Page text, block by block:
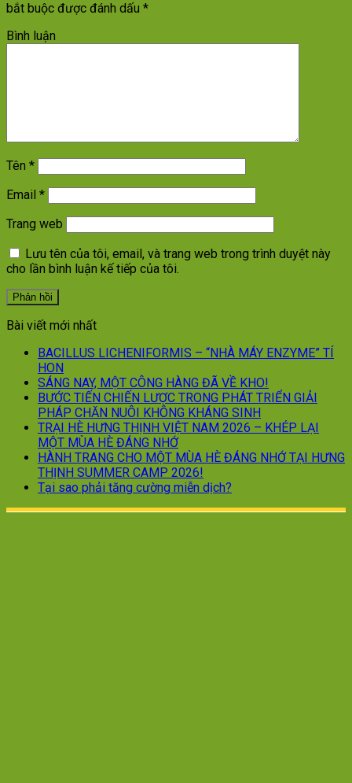
bắt buộc được đánh dấu *
Bình luận
Tên *
Email *
Trang web
Lưu tên của tôi, email, và trang web trong trình duyệt này
cho lần bình luận kế tiếp của tôi.
Bài viết mới nhất
BACILLUS LICHENIFORMIS – “NHÀ MÁY ENZYME” TÍ
HON
SÁNG NAY, MỘT CÔNG HÀNG ĐÃ VỀ KHO!
BƯỚC TIẾN CHIẾN LƯỢC TRONG PHÁT TRIỂN GIẢI
PHÁP CHĂN NUÔI KHÔNG KHÁNG SINH
TRẠI HÈ HƯNG THỊNH VIỆT NAM 2026 – KHÉP LẠI
MỘT MÙA HÈ ĐÁNG NHỚ
HÀNH TRANG CHO MỘT MÙA HÈ ĐÁNG NHỚ TẠI HƯNG
THỊNH SUMMER CAMP 2026!
Tại sao phải tăng cường miễn dịch?